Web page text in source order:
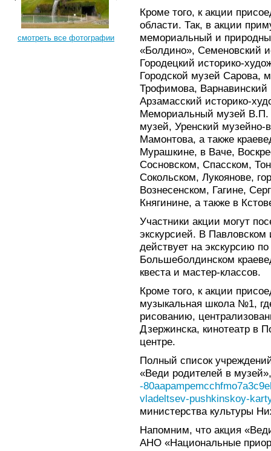
смотреть все фотографии
Кроме того, к акции
области. Так, в акции
мемориальный и
«Болдино», Семеновский
Городецкий историко-
Городской музей Сарова,
Трофимова, Варнавинский
Арзамасский историко-
Мемориальный музей В.П.
музей, Уренский
Мамонтова, а также
Мурашкине, в Ваче,
Сосновском, Спасском,
Сокольском, Лукоянове,
Вознесенском, Гагине,
Княгинине, а также в
Участники акции могут
экскурсией. В Павловском
действует на экскурсию
Большеболдинском
квеста и мастер-классов.
Кроме того, к акции
музыкальная школа №1,
рисованию,
Дзержинска, кинотеатр в
центре.
Полный список
«Веди родителей в
-
vladeltsev-pushkinskoy-
министерства культуры
Напомним, что акция
АНО «Национальные